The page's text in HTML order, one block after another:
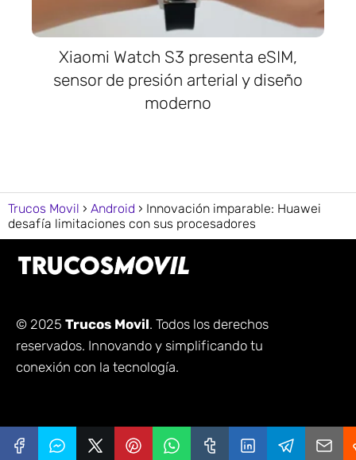
Xiaomi Watch S3 presenta eSIM,
sensor de presión arterial y diseño
moderno
Trucos Movil Android
Innovación imparable: Huawei
desafía limitaciones con sus procesadores
© 2025 Trucos Movil. Todos los derechos
reservados. Innovando y simplificando tu
conexión con la tecnología.